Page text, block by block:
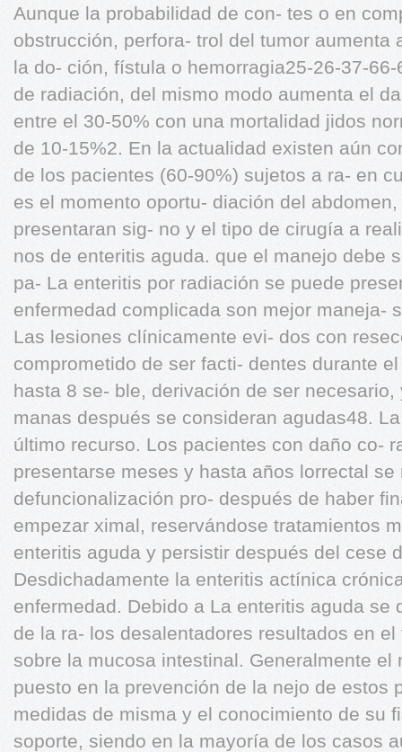
Aunque la probabilidad de con- tes o en
obstrucción, perfora- trol del tumor aumenta
la do- ción, fístula o hemorragia25-26-37-
de radiación, del mismo modo aumenta el
entre el 30-50% con una mortalidad jidos
de 10-15%2. En la actualidad existen aún
de los pacientes (60-90%) sujetos a ra- en
es el momento oportu- diación del
presentaran sig- no y el tipo de cirugía a
nos de enteritis aguda. que el manejo debe
pa- La enteritis por radiación se puede
enfermedad complicada son mejor maneja-
Las lesiones clínicamente evi- dos con
comprometido de ser facti- dentes durante
hasta 8 se- ble, derivación de ser
manas después se consideran agudas48.
último recurso. Los pacientes con daño co-
presentarse meses y hasta años lorrectal
defuncionalización pro- después de haber
empezar ximal, reservándose tratamientos
enteritis aguda y persistir después del cese
Desdichadamente la enteritis actínica
enfermedad. Debido a La enteritis aguda se
de la ra- los desalentadores resultados en
sobre la mucosa intestinal. Generalmente el
puesto en la prevención de la nejo de estos
medidas de misma y el conocimiento de su
soporte, siendo en la mayoría de los casos